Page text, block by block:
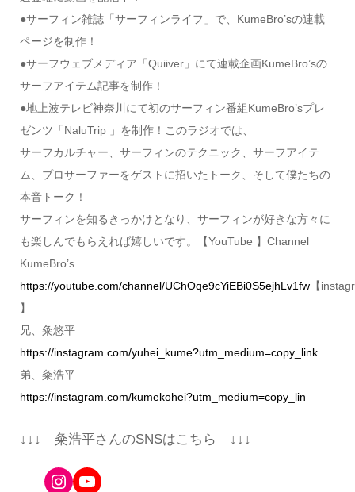
●サーフィン雑誌「サーフィンライフ」で、KumeBro’sの連載
ページを制作！
●サーフウェブメディア「Quiiver」にて連載企画KumeBro’sの
サーフアイテム記事を制作！
●地上波テレビ神奈川にて初のサーフィン番組KumeBro’sプレ
ゼンツ「NaluTrip 」を制作！このラジオでは、
サーフカルチャー、サーフィンのテクニック、サーフアイテ
ム、プロサーファーをゲストに招いたトーク、そして僕たちの
本音トーク！
サーフィンを知るきっかけとなり、サーフィンが好きな方々に
も楽しんでもらえれば嬉しいです。【YouTube 】Channel
KumeBro’s
https://youtube.com/channel/UChOqe9cYiEBi0S5ejhLv1fw【
】
兄、粂悠平
https://instagram.com/yuhei_kume?utm_medium=copy_link
弟、粂浩平
https://instagram.com/kumekohei?utm_medium=copy_lin
↓↓↓ 粂浩平さんのSNSはこちら ↓↓↓
Instagram
YouTube